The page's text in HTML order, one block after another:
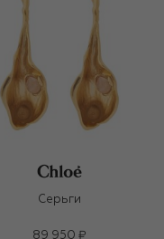
Серьги
89 950 ₽